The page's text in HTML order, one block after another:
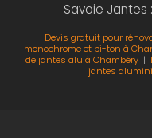
Savoie Jantes
Devis gratuit pour
monochrome et bi-ton à
de jantes alu à Chambéry |
jantes